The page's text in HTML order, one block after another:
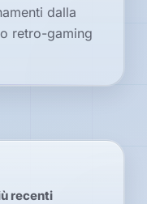
dalla
retro-gaming
recenti